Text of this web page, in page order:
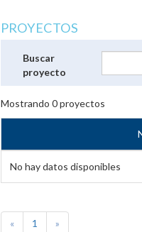
PROYECTOS
Buscar
proyecto
Mostrando 0proyectos
No hay datos disponibles
« 1 »